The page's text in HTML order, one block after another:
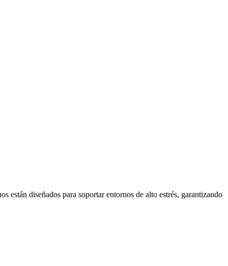
están diseñados para soportar entornos de alto estrés, garantizando